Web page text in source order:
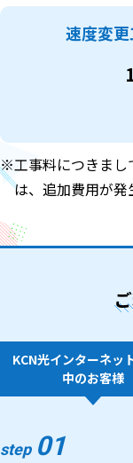
速度変更
※工事料につきまし
は、追加費用が発
KCN光インターネッ
中のお客様
step 01